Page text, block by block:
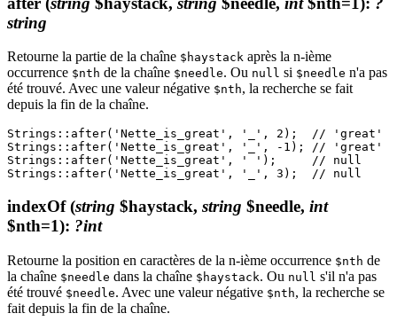
string
Retourne la partie de la chaîne $haystack après la n-ième
occurrence $nth de la chaîne $needle. Ou null si $needle n'a pas
été trouvé. Avec une valeur négative $nth, la recherche se fait
depuis la fin de la chaîne.
Strings::after('Nette_is_great', '_', 2);  // 'great'
Strings::after('Nette_is_great', '_', -1); // 'great'
Strings::after('Nette_is_great', ' ');     // null
indexOf(string $haystack, string $needle, int
$nth=1): ?int
Retourne la position en caractères de la n-ième occurrence $nth de
la chaîne $needle dans la chaîne $haystack. Ou null s'il n'a pas
été trouvé $needle. Avec une valeur négative $nth, la recherche se
fait depuis la fin de la chaîne.